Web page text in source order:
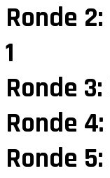
Ronde 2:
1
Ronde 3:
Ronde 4:
Ronde 5: